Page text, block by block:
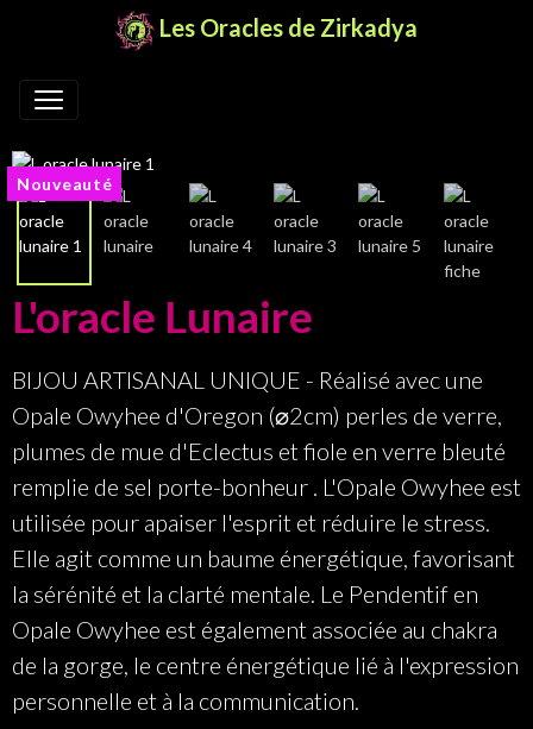
Les Oracles de Zirkadya
Nouveauté
L'oracle Lunaire
BIJOU ARTISANAL UNIQUE - Réalisé avec une
Opale Owyhee d'Oregon (⌀2cm) perles de verre,
plumes de mue d'Eclectus et fiole en verre bleuté
remplie de sel porte-bonheur . L'Opale Owyhee est
utilisée pour apaiser l'esprit et réduire le stress.
Elle agit comme un baume énergétique, favorisant
la sérénité et la clarté mentale. Le Pendentif en
Opale Owyhee est également associée au chakra
de la gorge, le centre énergétique lié à l'expression
personnelle et à la communication.